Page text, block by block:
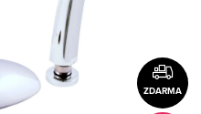
ZDARMA